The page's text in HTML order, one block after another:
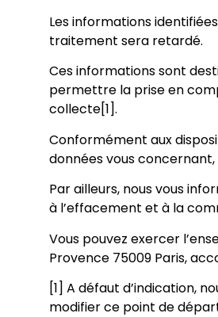
Les informations
traitement sera retardé.
Ces informations sont
permettre la prise en
collecte[1].
Conformément aux
données vous
Par ailleurs, nous vous
à l’effacement et à la
Vous pouvez exercer
Provence 75009 Paris,
[1] A défaut d’indication,
modifier ce point de